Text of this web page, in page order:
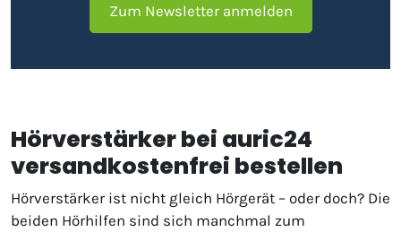
Zum Newsletter anmelden
Hörverstärker bei auric24
versandkostenfrei bestellen
Hörverstärker ist nicht gleich Hörgerät – oder doch? Die
beiden Hörhilfen sind sich manchmal zum